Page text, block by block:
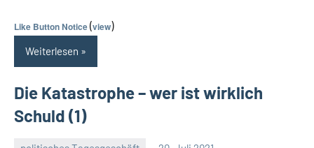
Like Button Notice(view)
Weiterlesen
Die Katastrophe – wer ist wirklich
Schuld (1)